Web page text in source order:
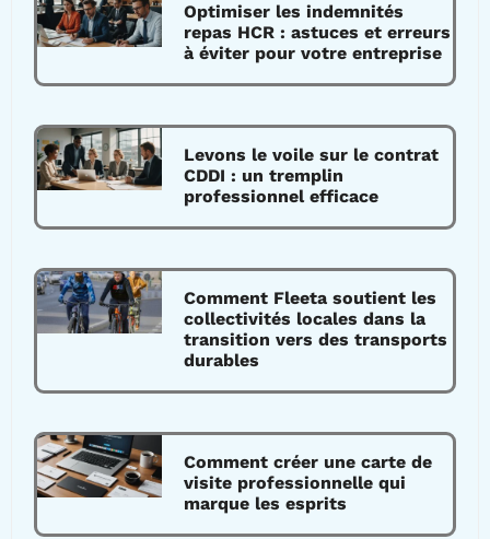
Optimiser les indemnités
repas HCR : astuces et erreurs
à éviter pour votre entreprise
Levons le voile sur le contrat
CDDI : un tremplin
professionnel efficace
Comment Fleeta soutient les
collectivités locales dans la
transition vers des transports
durables
Comment créer une carte de
visite professionnelle qui
marque les esprits